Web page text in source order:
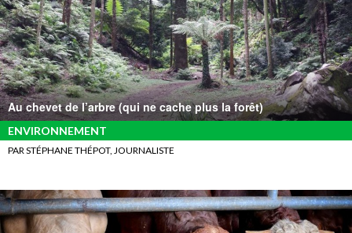
Au chevet de l’arbre (qui ne cache plus la forêt)
ENVIRONNEMENT
PAR STÉPHANE THÉPOT, JOURNALISTE